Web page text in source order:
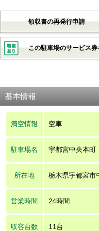
領収書の再発行申請
この駐車場のサービス
基本情報
満空情報 空車
駐車場名 宇都宮中央本町
所在地 栃木県宇都宮市
営業時間 24時間
収容台数 11台